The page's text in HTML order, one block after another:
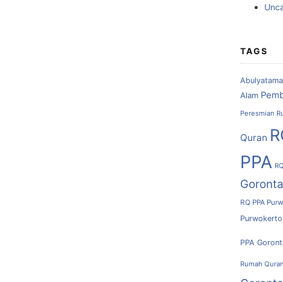
TAGS
Abulyatama
Alam
Peresmian
Quran
PPA
RQ PPA
Purwokerto
PPA
Rumah